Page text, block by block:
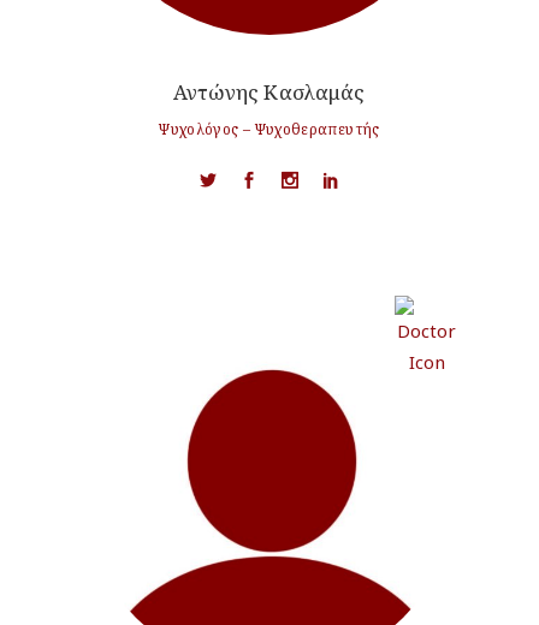
Αντώνης Κασλαμάς
Ψυχολόγος – Ψυχοθεραπευτής